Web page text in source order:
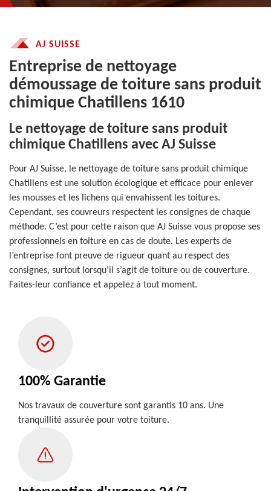
AJ SUISSE
Entreprise de nettoyage
démoussage de toiture sans produit
chimique Chatillens 1610
Le nettoyage de toiture sans produit
chimique Chatillens avec AJ Suisse
Pour AJ Suisse, le nettoyage de toiture sans produit chimique
Chatillens est une solution écologique et efficace pour enlever
les mousses et les lichens qui envahissent les toitures.
Cependant, ses couvreurs respectent les consignes de chaque
méthode. C’est pour cette raison que AJ Suisse vous propose ses
professionnels en toiture en cas de doute. Les experts de
l’entreprise font preuve de rigueur quant au respect des
consignes, surtout lorsqu’il s’agit de toiture ou de couverture.
Faites-leur confiance et appelez à tout moment.
100% Garantie
Nos travaux de couverture sont garantis 10 ans. Une
tranquillité assurée pour votre toiture.